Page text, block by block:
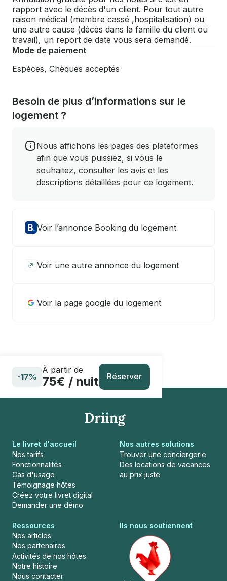
rapport avec le décès d'un client. Pour tout autre
raison médical (membre cassé ,hospitalisation) ou
une autre cause (décès dans la famille du client ou
travail), un report de date vous sera demandé.
Mode de paiement
Espèces, Chèques acceptés
Besoin de plus d’informations sur le
logement ?
Nous affichons les pages des plateformes
afin que vous puissiez, si vous le
souhaitez, consulter les avis et les
descriptions détaillées pour ce logement.
Voir l’annonce Booking du logement
Voir une autre annonce du logement
Voir la page google du logement
-17%
À partir de
75€ / nuit Réserver
Le livret d'accueil
Nos tarifs
Fonctionnalités
Cas d'usage
Témoignage hôtes
Créez votre livret digital
Demander une démo
Nos autres solutions
Trouver une conciergerie
Des locations de vacances
au prix juste
Ressources
Nos articles
Nos partenaires
Activités de nos hôtes
Notre histoire
Nous contacter
Ils nous soutiennent